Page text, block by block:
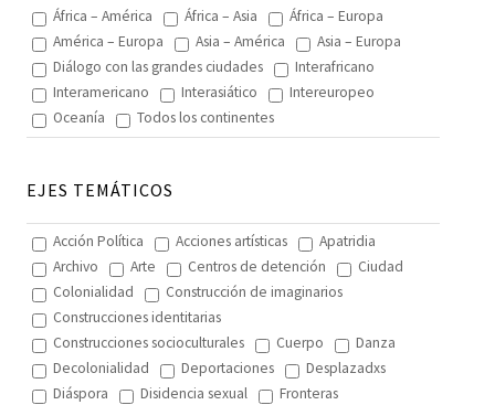
África – América África – Asia
África – Europa
América – Europa
Asia – América
Asia – Europa
Diálogo con las grandes ciudades
Interafricano
Interamericano
Interasiático
Intereuropeo
Oceanía
Todos los continentes
EJES TEMÁTICOS
Acción Política Acciones artísticas
Apatridia
Archivo
Arte Centros de detención
Ciudad
Colonialidad
Construcción de imaginarios
Construcciones identitarias
Construcciones socioculturales
Cuerpo
Danza
Decolonialidad
Deportaciones
Desplazadxs
Diáspora
Disidencia sexual
Fronteras